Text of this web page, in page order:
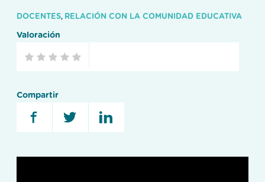
DOCENTES, RELACIÓN CON LA COMUNIDAD EDUCATIVA
Valoración
Compartir